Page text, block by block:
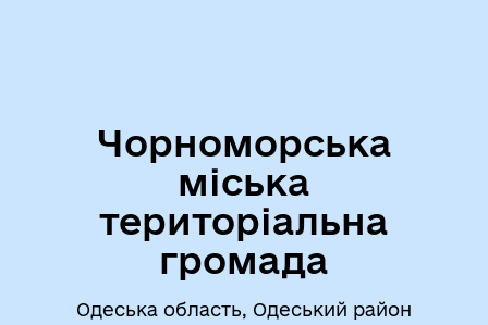
Чорноморська
міська
територіальна
громада
Одеська область, Одеський район